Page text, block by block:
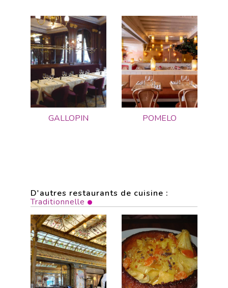
GALLOPIN POMELO
D'autres restaurants de cuisine :
Traditionnelle